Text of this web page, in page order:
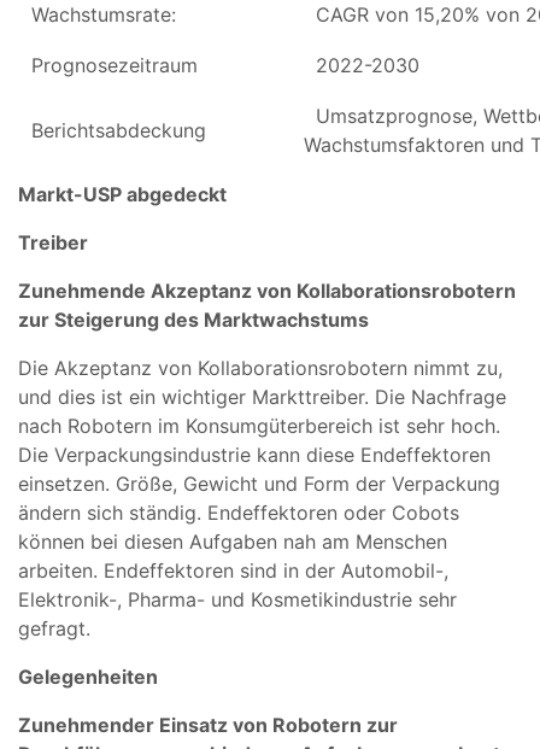
Wachstumsrate: CAGR von 15,20% von
Prognosezeitraum 2022-2030
Berichtsabdeckung
Umsatzprognose,
Wachstumsfaktoren und
Markt-USP abgedeckt
Treiber
Zunehmende Akzeptanz von Kollaborationsrobotern
zur Steigerung des Marktwachstums
Die Akzeptanz von Kollaborationsrobotern nimmt zu,
und dies ist ein wichtiger Markttreiber. Die Nachfrage
nach Robotern im Konsumgüterbereich ist sehr hoch.
Die Verpackungsindustrie kann diese Endeffektoren
einsetzen. Größe, Gewicht und Form der Verpackung
ändern sich ständig. Endeffektoren oder Cobots
können bei diesen Aufgaben nah am Menschen
arbeiten. Endeffektoren sind in der Automobil-,
Elektronik-, Pharma- und Kosmetikindustrie sehr
gefragt.
Gelegenheiten
Zunehmender Einsatz von Robotern zur